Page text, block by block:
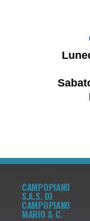
CAMPOPIANO
S.A.S. DI
CAMPOPIANO
MARIO & C.